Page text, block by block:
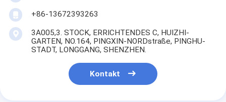
+86-13672393263
3A005,3. STOCK, ERRICHTENDES C, HUIZHI-
GARTEN, NO.164, PINGXIN-NORDstraße, PINGHU-
STADT, LONGGANG, SHENZHEN.
Kontakt